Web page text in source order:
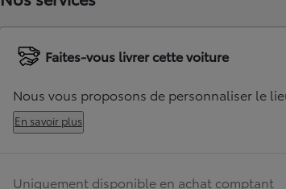
Disponible rapidement
Faites-vous livrer cette voiture
Nous vous proposons de personnaliser le
En savoir plus
Uniquement disponible en achat comptant